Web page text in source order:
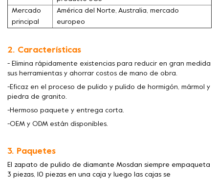
Mercado
principal
América del Norte, Australia, mercado
europeo
2. Características
- Elimina rápidamente existencias para reducir en gran medida
sus herramientas y ahorrar costos de mano de obra.
-Eficaz en el proceso de pulido y pulido de hormigón, mármol y
piedra de granito.
-Hermoso paquete y entrega corta.
-OEM y ODM están disponibles.
3. Paquetes
El zapato de pulido de diamante Mosdan siempre empaqueta
3 piezas, 10 piezas en una caja y luego las cajas se